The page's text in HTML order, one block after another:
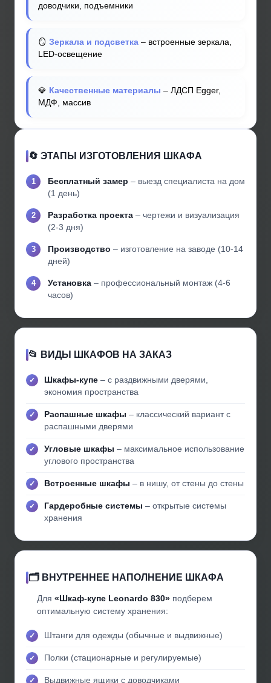
доводчики, подъемники
🪞 Зеркала и подсветка – встроенные зеркала,
LED-освещение
💎 Качественные материалы – ЛДСП Egger,
МДФ, массив
🔄 ЭТАПЫ ИЗГОТОВЛЕНИЯ ШКАФА
Бесплатный замер – выезд специалиста на дом
(1 день)
Разработка проекта – чертежи и визуализация
(2-3 дня)
Производство – изготовление на заводе (10-14
дней)
Установка – профессиональный монтаж (4-6
часов)
📂 ВИДЫ ШКАФОВ НА ЗАКАЗ
Шкафы-купе – с раздвижными дверями,
экономия пространства
Распашные шкафы – классический вариант с
распашными дверями
Угловые шкафы – максимальное использование
углового пространства
Встроенные шкафы – в нишу, от стены до стены
Гардеробные системы – открытые системы
хранения
🗂️ ВНУТРЕННЕЕ НАПОЛНЕНИЕ ШКАФА
Для «Шкаф-купе Leonardo 830» подберем
оптимальную систему хранения:
Штанги для одежды (обычные и выдвижные)
Полки (стационарные и регулируемые)
Выдвижные ящики с доводчиками